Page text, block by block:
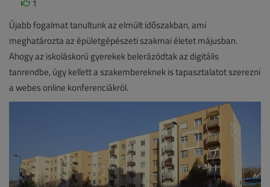
1
Újabb fogalmat tanultunk az elmúlt időszakban, ami
meghatározta az épületgépészeti szakmai életet májusban.
Ahogy az iskoláskorú gyerekek belerázódtak az digitális
tanrendbe, úgy kellett a szakembereknek is tapasztalatot szerezni
a webes online konferenciákról.